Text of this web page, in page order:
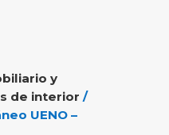
y
de interior /
UENO –